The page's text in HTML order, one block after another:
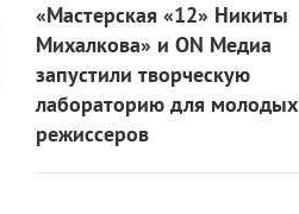
«Мастерская «12» Никиты
Михалкова» и ON Медиа
запустили творческую
лабораторию для молодых
режиссеров